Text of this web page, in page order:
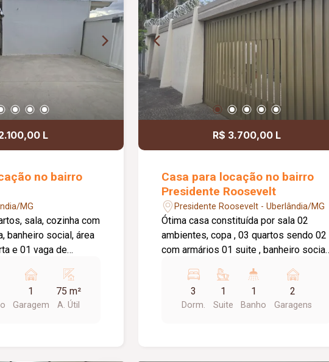
L
no bairro
MG
sala, cozinha com
banheiro social, área
e 01 vaga de
1
Garagem
75 m²
A. Útil
R$ 3.700,00 L
Casa para locação no bairro
Presidente Roosevelt
Presidente Roosevelt - Uberlândia/MG
Ótima casa constituída por sala 02
ambientes, copa , 03 quartos sendo 02
com armários 01 suite , banheiro social
quintal , garagem para 02 carros
cobertos.
3
Dorm.
1
Suite
1
Banho
2
Garagens